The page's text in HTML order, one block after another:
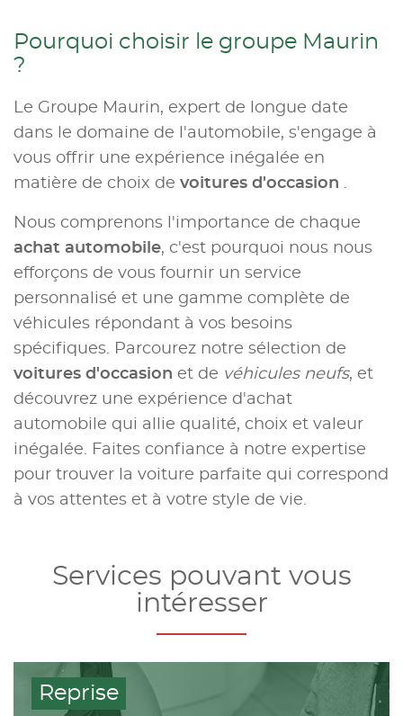
Pourquoi choisir le groupe Maurin
?
Le Groupe Maurin, expert de longue date
dans le domaine de l'automobile, s'engage à
vous offrir une expérience inégalée en
matière de choix de voitures d'occasion .
Nous comprenons l'importance de chaque
achat automobile, c'est pourquoi nous nous
efforçons de vous fournir un service
personnalisé et une gamme complète de
véhicules répondant à vos besoins
spécifiques. Parcourez notre sélection de
voitures d'occasion et de véhicules neufs, et
découvrez une expérience d'achat
automobile qui allie qualité, choix et valeur
inégalée. Faites confiance à notre expertise
pour trouver la voiture parfaite qui correspond
à vos attentes et à votre style de vie.
Services pouvant vous
intéresser
Reprise